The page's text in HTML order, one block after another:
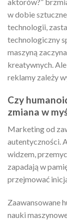
w dobie
technologii,
technologiczny
maszyną
kreatywnych.
reklamy zależy
Czy
zmiana w
Marketing od
autentyczności.
widzem,
zapadają w
przejmować
Zaawansowane
nauki